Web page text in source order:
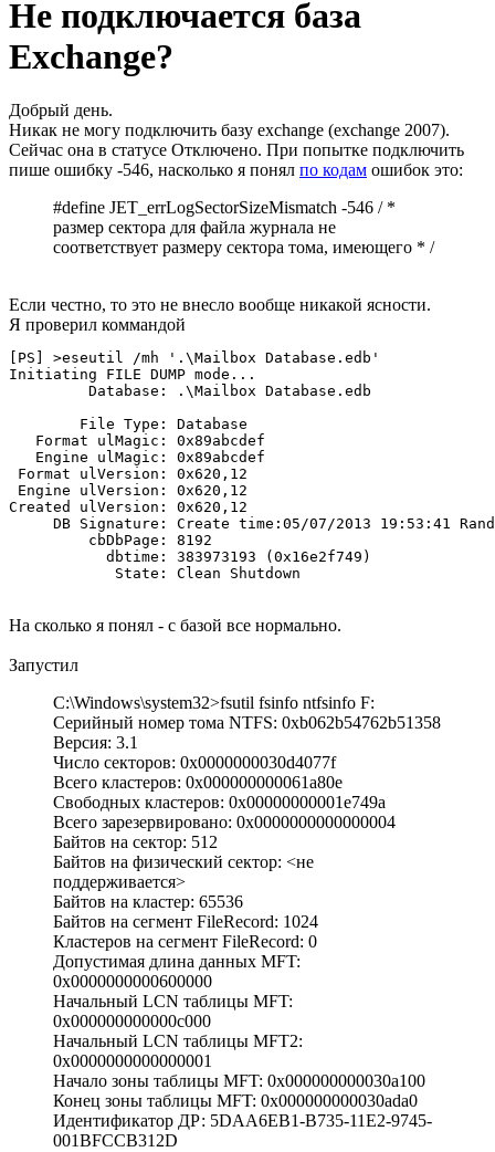
Не подключается база
Exchange?
Добрый день.
Никак не могу подключить базу exchange (exchange 2007).
Сейчас она в статусе Отключено. При попытке подключить
пише ошибку -546, насколько я понял по кодам ошибок это:
#define JET_errLogSectorSizeMismatch -546 / *
размер сектора для файла журнала не
соответствует размеру сектора тома, имеющего * /
Если честно, то это не внесло вообще никакой ясности.
Я проверил коммандой
[PS] >eseutil /mh '.\Mailbox Database.edb'
Initiating FILE DUMP mode...
         Database: .\Mailbox Database.edb
        File Type: Database
   Format ulMagic: 0x89abcdef
   Engine ulMagic: 0x89abcdef
Format ulVersion: 0x620,12
Engine ulVersion: 0x620,12
Created ulVersion: 0x620,12
DB Signature: Create time:05/07/2013 19:53:41
         cbDbPage: 8192
           dbtime: 383973193 (0x16e2f749)
            State: Clean Shutdown
На сколько я понял - с базой все нормально.
Запустил
C:\Windows\system32>fsutil fsinfo ntfsinfo F:
Серийный номер тома NTFS: 0xb062b54762b51358
Версия: 3.1
Число секторов: 0x0000000030d4077f
Всего кластеров: 0x000000000061a80e
Свободных кластеров: 0x00000000001e749a
Всего зарезервировано: 0x0000000000000004
Байтов на сектор: 512
Байтов на физический сектор: <не
поддерживается>
Байтов на кластер: 65536
Байтов на сегмент FileRecord: 1024
Кластеров на сегмент FileRecord: 0
Допустимая длина данных MFT:
0x0000000000600000
Начальный LCN таблицы MFT:
0x000000000000c000
Начальный LCN таблицы MFT2:
0x0000000000000001
Начало зоны таблицы MFT: 0x000000000030a100
Конец зоны таблицы MFT: 0x000000000030ada0
Идентификатор ДР: 5DAA6EB1-B735-11E2-9745-
001BFCCB312D